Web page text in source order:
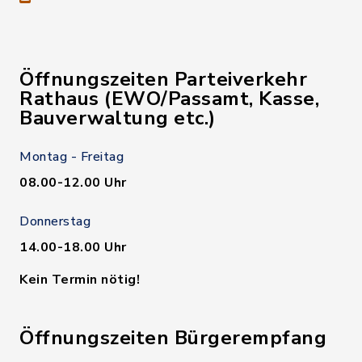
Öffnungszeiten Parteiverkehr
Rathaus (EWO/Passamt, Kasse,
Bauverwaltung etc.)
Montag - Freitag
08.00-12.00 Uhr
Donnerstag
14.00-18.00 Uhr
Kein Termin nötig!
Öffnungszeiten Bürgerempfang